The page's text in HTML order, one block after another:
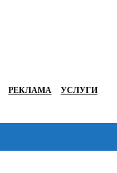
РЕКЛАМА УСЛУГИ